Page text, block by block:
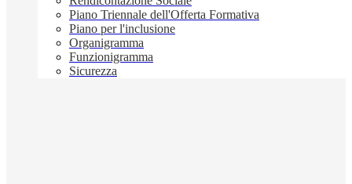
Piano Triennale dell'Offerta Formativa
Piano per l'inclusione
Organigramma
Funzionigramma
Sicurezza